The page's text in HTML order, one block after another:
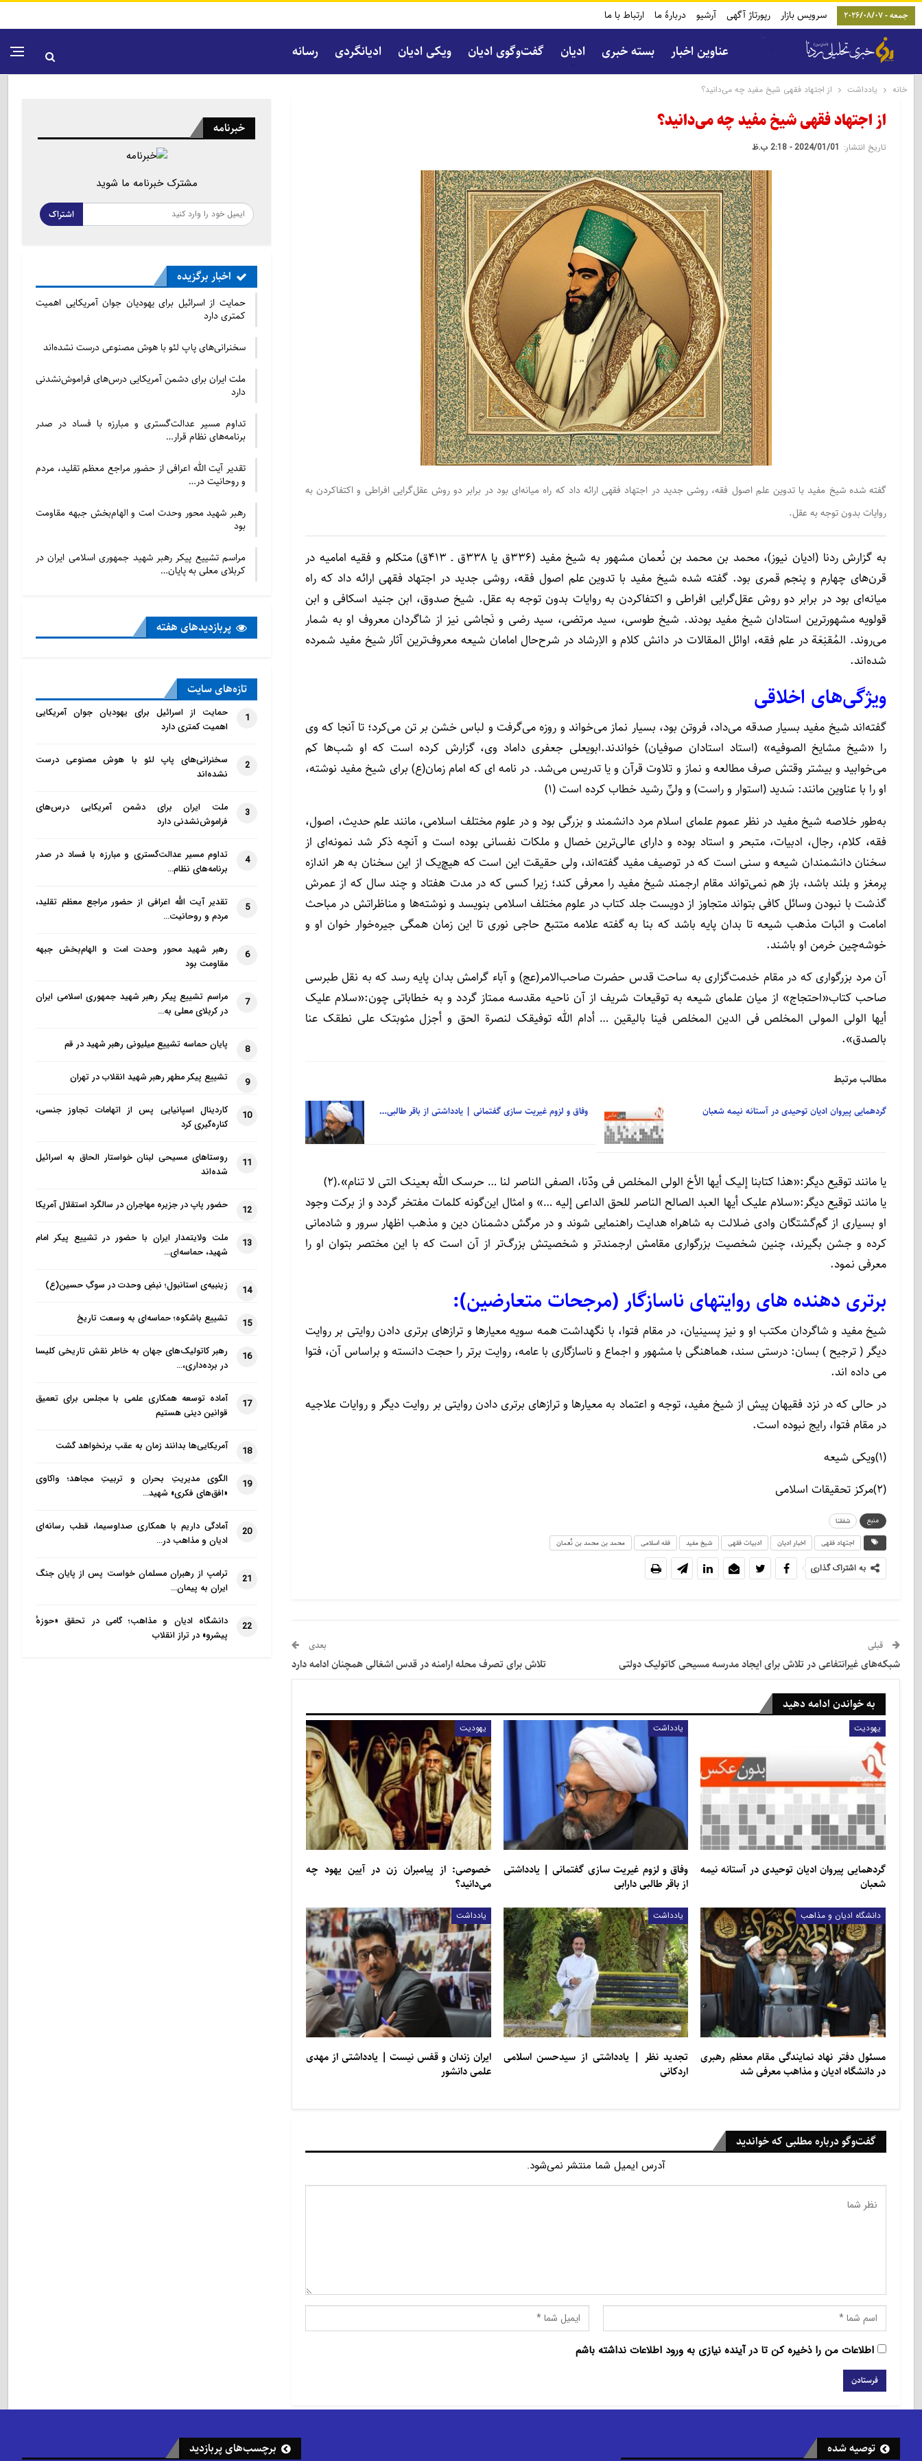
جمعه - 2026/08/07 سرویس بازار رپورتاژ آگهی آرشیو دربارۀ ما ارتباط با ما
عناوین اخبار بسته خبری ادیان گفت‌و‌گوی ادیان ویکی ادیان ادیانگردی رسانه
خانه یادداشت از اجتهاد فقهی شیخ مفید چه می‌دانید؟
از اجتهاد فقهی شیخ مفید چه می‌دانید؟
تاریخ انتشار: 2024/01/01 - 2:18 ب.ظ
گفته شده شیخ مفید با تدوین علم اصول فقه، روشی جدید در اجتهاد فقهی ارائه داد که راه میانه‌ای بود در برابر دو روش عقل‌گرایی افراطی و اکتفاکردن به
روایات بدون توجه به عقل.
به گزارش ردنا (ادیان نیوز)، محمد بن محمد بن نُعمان مشهور به شیخ مفید (۳۳۶ق یا ۳۳۸ق ـ ۴۱۳ق) متکلم و فقیه امامیه در
قرن‌های چهارم و پنجم قمری بود. گفته شده شیخ مفید با تدوین علم اصول فقه، روشی جدید در اجتهاد فقهی ارائه داد که راه
میانه‌ای بود در برابر دو روش عقل‌گرایی افراطی و اکتفاکردن به روایات بدون توجه به عقل. شیخ صدوق، ابن جنید اسکافی و ابن
قولویه مشهورترین استادان شیخ مفید بودند. شیخ طوسی، سید مرتضی، سید رضی و نَجاشی نیز از شاگردان معروف او به شمار
می‌روند. المُقنِعَة در علم فقه، اوائل المقالات در دانش کلام و الاِرشاد در شرح‌حال‌ امامان شیعه معروف‌ترین آثار شیخ مفید شمرده
شده‌اند.
ویژگی‌های اخلاقی
گفته‌اند شیخ مفید بسیار صدقه می‌داد، فروتن بود، بسیار نماز می‌خواند و روزه می‌گرفت و لباس خشن بر تن می‌کرد؛ تا آنجا که وی
را «شیخ مشایخ الصوفیه» (استاد استادان صوفیان) خواندند.ابویعلی جعفری داماد وی، گزارش کرده است که او شب‌ها کم
می‌خوابید و بیشتر وقتش صرف مطالعه و نماز و تلاوت قرآن و یا تدریس می‌شد. در نامه ای که امام زمان(ع) برای شیخ مفید نوشته،
او را با عناوین مانند: سَدید (استوار و راست) و ولیِّ رشید خطاب کرده است (۱)
به‌طور خلاصه شیخ مفید در نظر عموم علمای اسلام مرد دانشمند و بزرگی بود و در علوم مختلف اسلامی، مانند علم حدیث، اصول،
فقه، کلام، رجال، ادبیات، متبحر و استاد بوده و دارای عالی‌ترین خصال و ملکات نفسانی بوده است و آنچه ذکر شد نمونه‌ای از
سخنان دانشمندان شیعه و سنی است که در توصیف مفید گفته‌اند، ولی حقیقت این است که هیچ‌یک از این سخنان به هر اندازه
پرمغز و بلند باشد، باز هم نمی‌تواند مقام ارجمند شیخ مفید را معرفی کند؛ زیرا کسی که در مدت هفتاد و چند سال که از عمرش
گذشت با نبودن وسائل کافی بتواند متجاوز از دویست جلد کتاب در علوم مختلف اسلامی بنویسد و نوشته‌ها و مناظراتش در مباحث
امامت و اثبات مذهب شیعه تا بدان پایه باشد که بنا به گفته علامه متتبع حاجی نوری تا این زمان همگی جیره‌خوار خوان او و
خوشه‌چین خرمن او باشند.
آن مرد بزرگواری که در مقام خدمت‌گزاری به ساحت قدس حضرت صاحب‌الامر(عج) و آباء گرامش بدان پایه رسد که به نقل طبرسی
صاحب کتاب«احتجاج» از میان علمای شیعه به توقیعات شریف از آن ناحیه مقدسه ممتاز گردد و به خطاباتی چون:«سلام علیک
أیها الولی المولی المخلص فی الدین المخلص فینا بالیقین … أدام الله توفیقک لنصرة الحق و أجزل مثوبتک علی نطقک عنا
بالصدق».
مطالب مرتبط
گردهمایی پیروان ادیان توحیدی در آستانه نیمه شعبان وفاق و لزوم غیریت سازی گفتمانی | یادداشتی از باقر طالبی…
یا مانند توقیع دیگر:«هذا کتابنا إلیک أیها الأخ الولی المخلص فی ودّنا، الصفی الناصر لنا … حرسک الله بعینک التی لا تنام».(۲)
یا مانند توقیع دیگر:«سلام علیک أیها العبد الصالح الناصر للحق الداعی إلیه …» و امثال این‌گونه کلمات مفتخر گردد و از برکت وجود
او بسیاری از گم‌گشتگان وادی ضلالت به شاهراه هدایت راهنمایی شوند و در مرگش دشمنان دین و مذهب اظهار سرور و شادمانی
کرده و جشن بگیرند، چنین شخصیت بزرگواری مقامش ارجمندتر و شخصیتش بزرگ‌تر از آن است که با این مختصر بتوان او را
معرفی نمود.
برترى دهنده هاى روايتهاى ناسازگار (مرجحات متعارضين):
شيخ مفيد و شاگردان مکتب او و نيز پسينيان، در مقام فتوا، با نگهداشت همه سويه معيارها و ترازهاى برترى دادن روايتى بر روايت
ديگر ( ترجیح ) بسان: درستى سند، هماهنگى با مشهور و اجماع و ناسازگارى با عامه، روايت برتر را حجت دانسته و براساس آن، فتوا
مى داده اند.
در حالى كه در نزد فقيهان پيش از شيخ مفيد، توجه و اعتماد به معيارها و ترازهاى برترى دادن روايتى بر روايت ديگر و روايات علاجیه
در مقام فتوا، رايج نبوده است.
(۱)ویکی شیعه
(۲)مرکز تحقیقات اسلامی
منبع
شفقنا
اجتهاد فقهی
اخبار ادیان ادبیات فقهی شیخ مفید فقه اسلامی محمد بن محمد بن نُعمان
به اشتراک گذاری
قبلی
شبکه‌های غیرانتفاعی در تلاش برای ایجاد مدرسه مسیحی کاتولیک دولتی
بعدی
تلاش برای تصرف محله ارامنه در قدس اشغالی همچنان ادامه دارد
به خواندن ادامه دهید
یهودیت
گردهمایی پیروان ادیان توحیدی در آستانه نیمه
شعبان
یادداشت
وفاق و لزوم غیریت سازی گفتمانی | یادداشتی
از باقر طالبی دارابی
یهودیت
خصوصی: از پیامبران زن در آیین یهود چه
می‌دانید؟
دانشگاه ادیان و مذاهب
مسئول دفتر نهاد نمایندگی مقام معظم رهبری
در دانشگاه ادیان و مذاهب معرفی شد
یادداشت
تجديد ‌‌نظر | یادداشتی از سيدحسن اسلامی
اردكانی
یادداشت
ایران زندان و قفس نیست | یادداشتی از مهدی
علمی دانشور
گفت‌وگو درباره مطلبی که خواندید
آدرس ایمیل شما منتشر نمی‌شود.
اطلاعات من را ذخیره کن تا در آینده نیازی به ورود اطلاعات نداشته باشم
خبرنامه
مشترک خبرنامه ما شوید
اشتراک
اخبار برگزیده
حمایت از اسرائیل برای یهودیان جوان آمریکایی اهمیت
کمتری دارد
سخنرانی‌های پاپ لئو با هوش مصنوعی درست نشده‌اند
ملت ایران برای دشمن آمریکایی درس‌های فراموش‌نشدنی
دارد
تداوم مسیر عدالت‌گستری و مبارزه با فساد در صدر
برنامه‌های نظام قرار…
تقدیر آیت الله اعرافی از حضور مراجع معظم تقلید، مردم
و روحانیت در…
رهبر شهید محور وحدت امت و الهام‌بخش جبهه مقاومت
بود
مراسم تشییع پیکر رهبر شهید جمهوری اسلامی ایران در
کربلای معلی به پایان…
پربازدید‌های هفته
تازه‌‌های سایت
1
حمایت از اسرائیل برای یهودیان جوان آمریکایی
اهمیت کمتری دارد
2
سخنرانی‌های پاپ لئو با هوش مصنوعی درست
نشده‌اند
3
ملت ایران برای دشمن آمریکایی درس‌های
فراموش‌نشدنی دارد
4
تداوم مسیر عدالت‌گستری و مبارزه با فساد در صدر
برنامه‌های نظام…
5
تقدیر آیت الله اعرافی از حضور مراجع معظم تقلید،
مردم و روحانیت…
6
رهبر شهید محور وحدت امت و الهام‌بخش جبهه
مقاومت بود
7
مراسم تشییع پیکر رهبر شهید جمهوری اسلامی ایران
در کربلای معلی به…
8 پایان حماسه تشییع میلیونی رهبر شهید در قم
9 تشییع پیکر مطهر رهبر شهید انقلاب در تهران
10
کاردینال اسپانیایی پس از اتهامات تجاوز جنسی،
کناره‌گیری کرد
11
روستاهای مسیحی لبنان خواستار الحاق به اسرائیل
شده‌اند
12 حضور پاپ در جزیره مهاجران در سالگرد استقلال آمریکا
13
ملت ولایتمدار ایران با حضور در تشییع پیکر امام
شهید، حماسه‌ای…
14 زینبیه‌ی استانبول؛ نبضِ وحدت در سوگِ حسین(ع)
15 تشییع باشکوه؛ حماسه‌ای به وسعت تاریخ
16
رهبر کاتولیک‌های جهان به خاطر نقش تاریخی کلیسا
در برده‌داری،…
17
آماده توسعه همکاری علمی با مجلس برای تعمیق
قوانین دینی هستیم
18 آمریکایی‌ها بدانند زمان به عقب برنخواهد گشت
19
الگوی مدیریتِ بحران و تربیتِ مجاهد؛ واکاوی
«افق‌های فکری» شهید…
20
آمادگی داریم با همکاری صداوسیما، قطب رسانه‌ای
ادیان و مذاهب در…
21
ترامپ از رهبران مسلمان خواست پس از پایان جنگ
ایران به پیمان…
22
دانشگاه ادیان و مذاهب؛ گامی در تحقق «حوزهٔ
پیشرو» در تراز انقلاب
توصیه شده برچسب‌های پربازدید